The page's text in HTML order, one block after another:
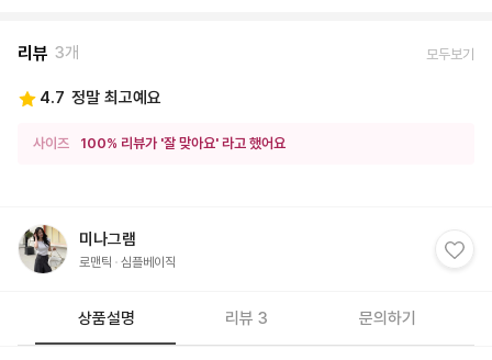
리뷰 3개 모두보기
4.7 정말 최고예요
사이즈 100% 리뷰가 '잘 맞아요' 라고 했어요
미나그램
로맨틱 심플베이직
상품설명 리뷰 3 문의하기